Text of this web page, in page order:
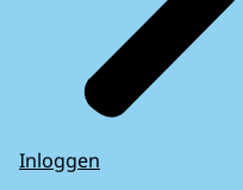
Inloggen